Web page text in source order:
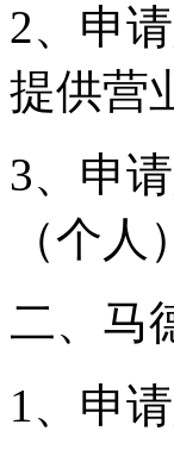
2、申
提供营
3、申
（个
二、马
1、申